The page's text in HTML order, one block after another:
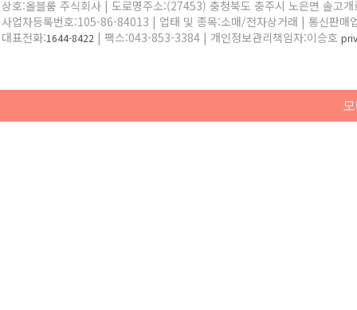
상호:올블룸 주식회사 | 도로명주소:(27453) 충청북도 충주시 노은면 솔고
사업자등록번호:105-86-84013 | 업태 및 종목:소매/전자상거래 | 통신판매
대표전화:1644-8422 | 팩스:043-853-3384 | 개인정보관리책임자:이승호